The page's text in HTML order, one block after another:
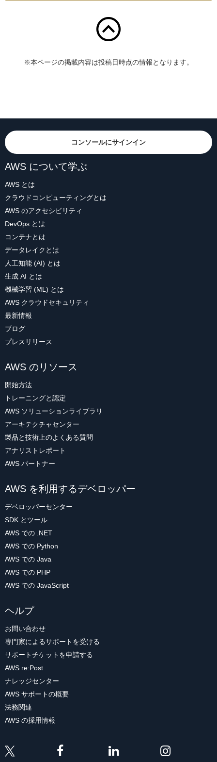
※本ページの掲載内容は投稿日時点の情報となります。
コンソールにサインイン
AWS について学ぶ
AWS とは
クラウドコンピューティングとは
AWS のアクセシビリティ
DevOps とは
コンテナとは
データレイクとは
人工知能 (AI) とは
生成 AI とは
機械学習 (ML) とは
AWS クラウドセキュリティ
最新情報
ブログ
プレスリリース
AWS のリソース
開始方法
トレーニングと認定
AWS ソリューションライブラリ
アーキテクチャセンター
製品と技術上のよくある質問
アナリストレポート
AWS パートナー
AWS を利用するデベロッパー
デベロッパーセンター
SDK とツール
AWS での .NET
AWS での Python
AWS での Java
AWS での PHP
AWS での JavaScript
ヘルプ
お問い合わせ
専門家によるサポートを受ける
サポートチケットを申請する
AWS re:Post
ナレッジセンター
AWS サポートの概要
法務関連
AWS の採用情報